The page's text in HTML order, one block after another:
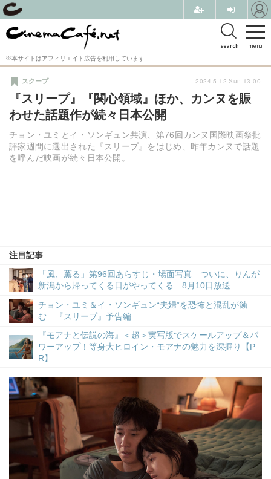
menu
search
※本サイトはアフィリエイト広告を利用しています
『スリープ』『関心領域』ほか、カンヌを賑
わせた話題作が続々日本公開
チョン・ユミとイ・ソンギュン共演、第76回カンヌ国際映画祭批
評家週間に選出された『スリープ』をはじめ、昨年カンヌで話題
を呼んだ映画が続々日本公開。
スクープ
注目記事
「風、薫る」第96回あらすじ・場面写真 ついに、りんが
新潟から帰ってくる日がやってくる…8月10日放送
チョン・ユミ＆イ・ソンギュン“夫婦”を恐怖と混乱が蝕
む…『スリープ』予告編
『モアナと伝説の海』＜超＞実写版でスケールアップ＆パ
ワーアップ！等身大ヒロイン・モアナの魅力を深掘り【P
R】
2024.5.12 Sun 13:00